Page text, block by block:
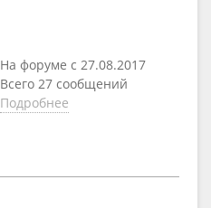
На форуме с 27.08.2017
Всего 27 сообщений
Подробнее